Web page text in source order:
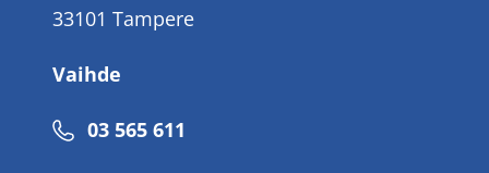
33101 Tampere
Vaihde
Puhelinnumero
03 565 611